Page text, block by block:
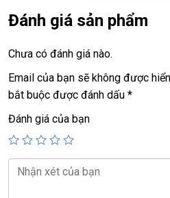
+ USB type C, usb 3.0, webcam,
+ Pin 4h.
Giá :12.9tr
💻LAPTOP TRIỀU PHÁT • UY
TỐT💻
📞Hotline / Zalo:0939.008.008
Đánh giá sản phẩm
Chưa có đánh giá nào.
Email của bạn sẽ không được
bắt buộc được đánh dấu *
Đánh giá của bạn